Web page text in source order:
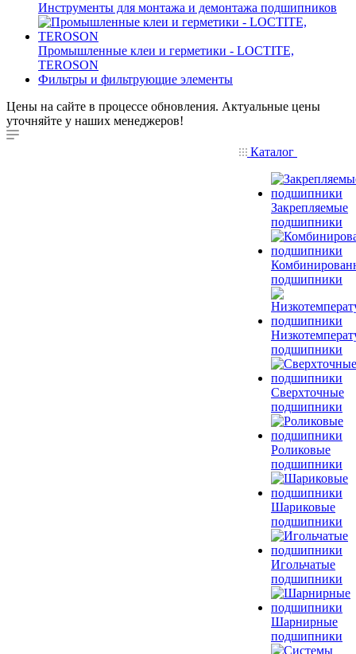
Инструменты для монтажа и демонтажа подшипников
Промышленные клеи и герметики - LOCTITE,
TEROSON
Фильтры и фильтрующие элементы
Цены на сайте в процессе обновления. Актуальные цены
уточняйте у наших менеджеров!
Каталог
Закрепляемые
подшипники
подшипники
подшипники
Сверхточные
подшипники
Роликовые
подшипники
Шариковые
подшипники
Игольчатые
подшипники
Шарнирные
подшипники